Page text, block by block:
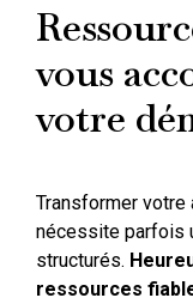
vous
votre
Transformer
nécessite parfois
structurés.
ressources